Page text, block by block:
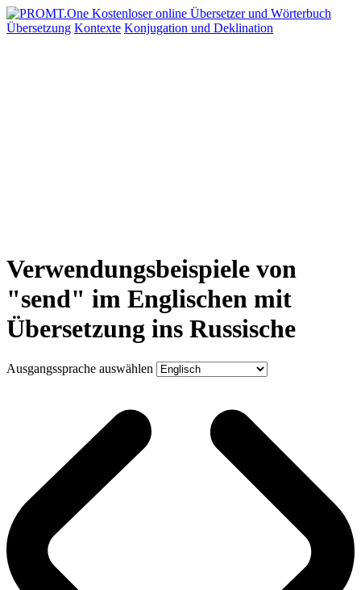
Übersetzung Kontexte Konjugation und Deklination
Verwendungsbeispiele von
"send" im Englischen mit
Übersetzung ins Russische
Ausgangssprache auswählen